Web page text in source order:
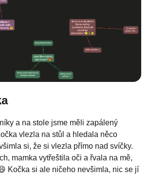
a na stole jsme měli zapálený
vlezla na stůl a hledala něco
si, že si vlezla přímo nad svíčky.
mamka vytřeštila oči a řvala na mě,
Kočka si ale ničeho nevšimla, nic se jí